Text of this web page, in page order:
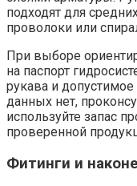
подходят для
проволоки или
При выборе
на паспорт
рукава и
данных нет,
используйте запас
проверенной
Фитинги и